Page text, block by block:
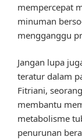
mempercepat
minuman
mengganggu
Jangan lupa
teratur dalam
Fitriani,
membantu
metabolisme
penurunan